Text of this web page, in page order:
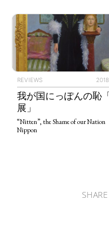
POLITICS
REVIEWS
我が国にっぽんの恥
展」
“Nitten”, the Shame of our Nation
Nippon
SHARE